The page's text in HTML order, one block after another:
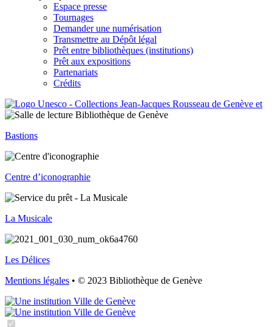
Espace presse
Tournages
Demander une numérisation
Transmettre au Dépôt légal
Prêt entre bibliothèques (institutions)
Prêt aux expositions
Partenariats
Crédits
Bastions
Centre d’iconographie
La Musicale
Les Délices
Mentions légales • © 2023 Bibliothèque de Genève